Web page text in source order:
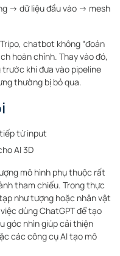
→ dữ liệu đầu vào → mesh
chatbot không “đoán
hoàn chỉnh. Thay vào đó,
khi đưa vào pipeline
thường bị bỏ qua.
từ input
AI 3D
mô hình phụ thuộc rất
tham chiếu. Trong thực
như tượng hoặc nhân vật
dùng ChatGPT để tạo
góc nhìn giúp cải thiện
các công cụ AI tạo mô